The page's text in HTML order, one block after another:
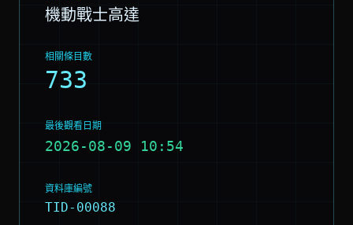
機動戰士高達
相關條目數
733
最後觀看日期
2026-08-09 10:54
資料庫編號
TID-00088